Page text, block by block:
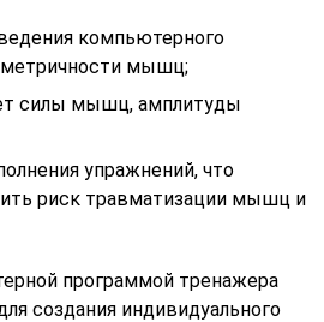
компьютерного
мышц;
силы мышц, амплитуды
упражнений, что
риск травматизации мышц и
программой тренажера
создания индивидуального